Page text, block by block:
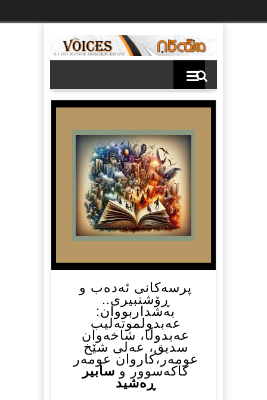
پرسەکانی ئەدەب و
ڕۆشنبیری..
بەشداربووان:
عەبدولموتەلیب
عەبدوڵا، شاخەوان
سدیق، عەلی شێخ
عومەر،کاروان عومەر
کاکەسوور و سابیر
ڕەشید